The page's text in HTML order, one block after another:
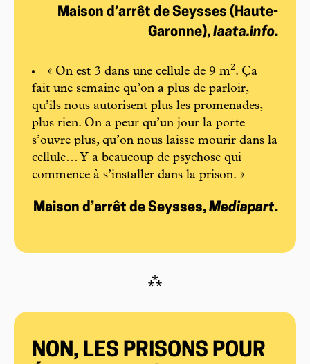
Maison d’arrêt de Seysses (Haute-
Garonne), Iaata.info.
« On est 3 dans une cellule de 9 m2. Ça
fait une semaine qu’on a plus de parloir,
qu’ils nous autorisent plus les promenades,
plus rien. On a peur qu’un jour la porte
s’ouvre plus, qu’on nous laisse mourir dans la
cellule… Y a beaucoup de psychose qui
commence à s’installer dans la prison. »
Maison d’arrêt de Seysses, Mediapart.
⁂
NON, LES PRISONS POUR